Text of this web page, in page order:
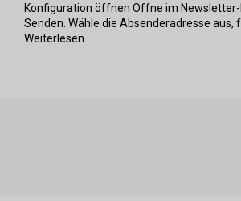
Konfiguration öffnen Öffne im
Senden. Wähle die Absenderadresse aus,
Weiterlesen